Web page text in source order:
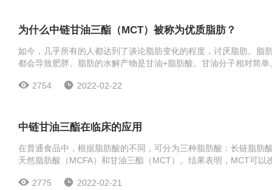
为什么中链甘油三酯（MCT）被称为优质脂肪？
如今，几乎所有的人都达到了谈论脂肪变化的程度，讨厌脂肪。脂
都会导致肥胖。脂肪的水解产物是甘油+脂肪酸。甘油分子相对简
2754
2022-02-22
中链甘油三酯在临床的应用
在普通食品中，根据脂肪酸的不同，可分为三种脂肪酸：长链脂肪
天然脂肪酸（MCFA）和甘油三酯（MCT）。结果表明，MCT可
2775
2022-02-21